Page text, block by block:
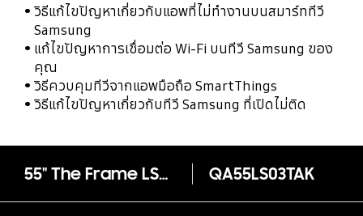
วิธีแก้ไขปัญหาเกี่ยวกับแอพที่ไม่ทำงานบนสมาร์ททีวี
Samsung
แก้ไขปัญหาการเชื่อมต่อ Wi-Fi บนทีวี Samsung ของ
คุณ
วิธีควบคุมทีวีจากแอพมือถือ SmartThings
วิธีแก้ไขปัญหาเกี่ยวกับทีวี Samsung ที่เปิดไม่ติด
55" The Frame LS03T QA55LS03TAK